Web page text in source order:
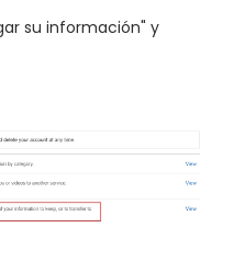
su información" y